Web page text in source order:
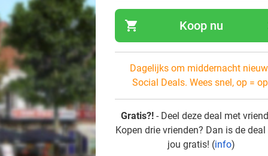
shopping_cart Koop nu
Dagelijks om middernacht
Social Deals. Wees snel, op =
Gratis?! - Deel deze deal met
Kopen drie vrienden? Dan is de
jou gratis! (info)